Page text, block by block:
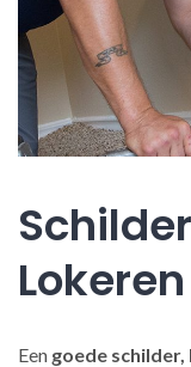
Lokeren
Een goede schilder,